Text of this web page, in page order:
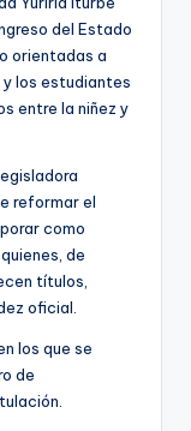
del Estado
orientadas a
los estudiantes
entre la niñez y
reformar el
como
de
títulos,
oficial.
los que se
de